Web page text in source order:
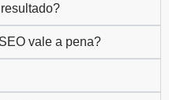
vale a pena?